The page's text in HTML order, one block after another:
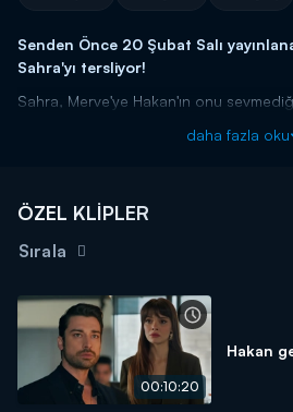
Senden Önce 20 Şubat Salı
Sahra'yı tersliyor!
Sahra, Merve'ye Hakan'ın onu
karısını sevdiğini ve yaşadıkları her
Senden Önce yeni bölümleriyle Salı
daha fazla oku
ÖZEL KLİPLER
Sırala
00:10:20
Hakan